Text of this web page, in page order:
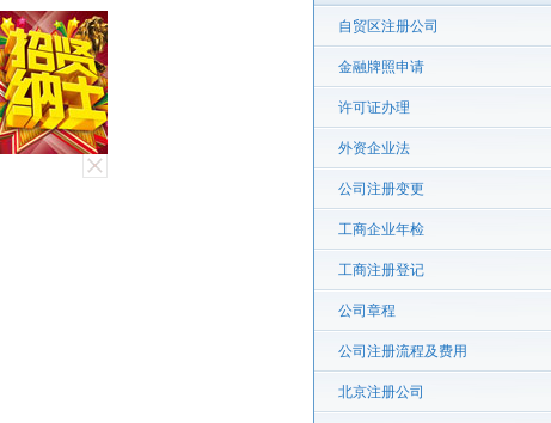
自贸区注册公司
金融牌照申请
许可证办理
外资企业法
公司注册变更
工商企业年检
工商注册登记
公司章程
公司注册流程及费用
北京注册公司